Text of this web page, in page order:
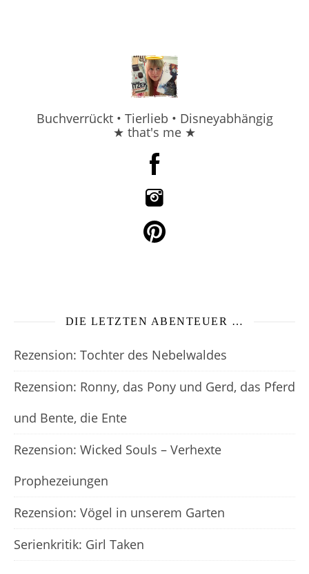
Buchverrückt • Tierlieb • Disneyabhängig
★ that's me ★
DIE LETZTEN ABENTEUER …
Rezension: Tochter des Nebelwaldes
Rezension: Ronny, das Pony und Gerd, das Pferd
und Bente, die Ente
Rezension: Wicked Souls – Verhexte
Prophezeiungen
Rezension: Vögel in unserem Garten
Serienkritik: Girl Taken